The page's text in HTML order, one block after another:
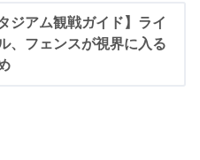
ジアム観戦ガイド】ライ
、フェンスが視界に入る